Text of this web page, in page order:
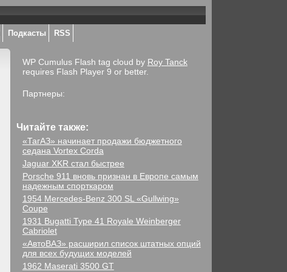
Подкасты RSS
WP Cumulus Flash tag cloud by Roy Tanck
requires Flash Player 9 or better.
Партнеры:
Читайте также:
«ТагАЗ» начинает продажи бюджетного
седана Vortex Corda
Jaguar XKR стал быстрее
Porsche 911 вновь признан в Европе самым
надежным спорткаром
1954 Mercedes-Benz 300 SL «Gullwing»
Coupe
1931 Bugatti Type 41 Royale Weinberger
Cabriolet
«АвтоВАЗ» расширил список штатных опций
для всех будущих моделей
1962 Maserati 3500 GT